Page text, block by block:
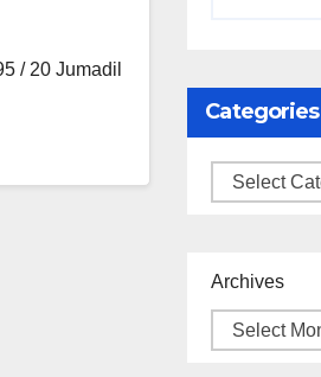
/ 20 Jumadil
Categories
Categories
Archives